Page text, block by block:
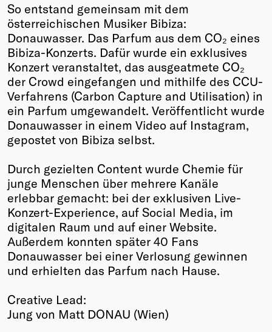
So entstand gemeinsam mit dem
österreichischen Musiker Bibiza:
Donauwasser. Das Parfum aus dem CO₂ eines
Bibiza-Konzerts. Dafür wurde ein exklusives
Konzert veranstaltet, das ausgeatmete CO₂
der Crowd eingefangen und mithilfe des CCU-
Verfahrens (Carbon Capture and Utilisation) in
ein Parfum umgewandelt. Veröffentlicht wurde
Donauwasser in einem Video auf Instagram,
gepostet von Bibiza selbst.
Durch gezielten Content wurde Chemie für
junge Menschen über mehrere Kanäle
erlebbar gemacht: bei der exklusiven Live-
Konzert-Experience, auf Social Media, im
digitalen Raum und auf einer Website.
Außerdem konnten später 40 Fans
Donauwasser bei einer Verlosung gewinnen
und erhielten das Parfum nach Hause.
Creative Lead:
Jung von Matt DONAU (Wien)